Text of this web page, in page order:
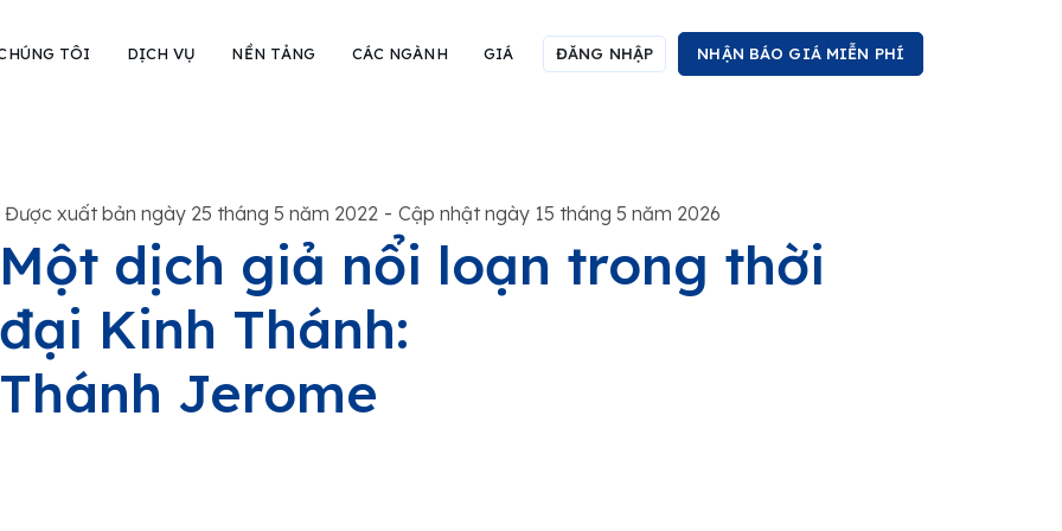
TÔI DỊCH VỤ NỀN TẢNG CÁC NGÀNH GIÁ ĐĂNG NHẬP NHẬN BÁO GIÁ MIỄN PHÍ
Được xuất bản ngày 25 tháng 5 năm 2022 - Cập nhật ngày 15 tháng 5 năm 2026
dịch giả nổi loạn trong thời
Kinh Thánh:
Jerome